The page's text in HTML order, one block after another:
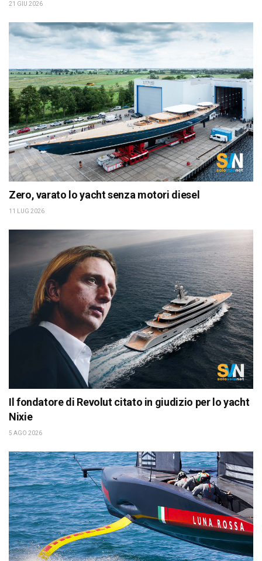
21 GIU 2026
Zero, varato lo yacht senza motori diesel
11 LUG 2026
Il fondatore di Revolut citato in giudizio per lo yacht
Nixie
5 AGO 2026